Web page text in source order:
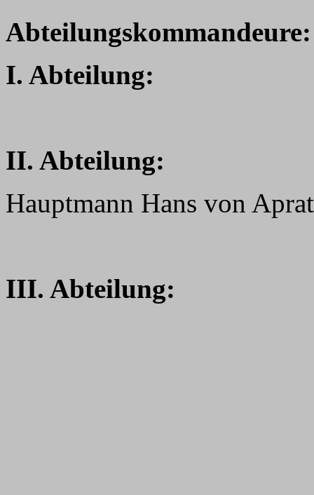
Abteilungskommandeure:
I. Abteilung:
II. Abteilung:
Hauptmann Hans von
III. Abteilung: